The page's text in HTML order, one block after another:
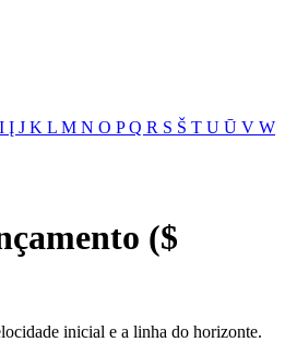
I Į J K L M N O PQ R S Š T U Ū V W
($
inicial e a linha do horizonte.